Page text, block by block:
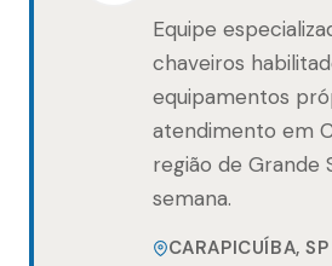
Equipe
chaveiros
equipamentos
atendimento em
região de Grande
semana.
CARAPICUÍBA, SP